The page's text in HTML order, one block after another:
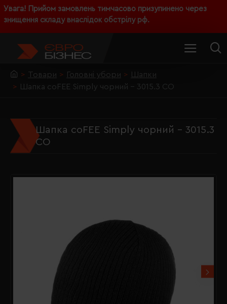
Увага! Прийом замовлень тимчасово призупинено через
знищення складу внаслідок обстрілу рф.
Товари Головні убори
Шапки
Шапка coFEE Simply чорний - 3015.3 CO
Шапка coFEE Simply чорний - 3015.3
CO